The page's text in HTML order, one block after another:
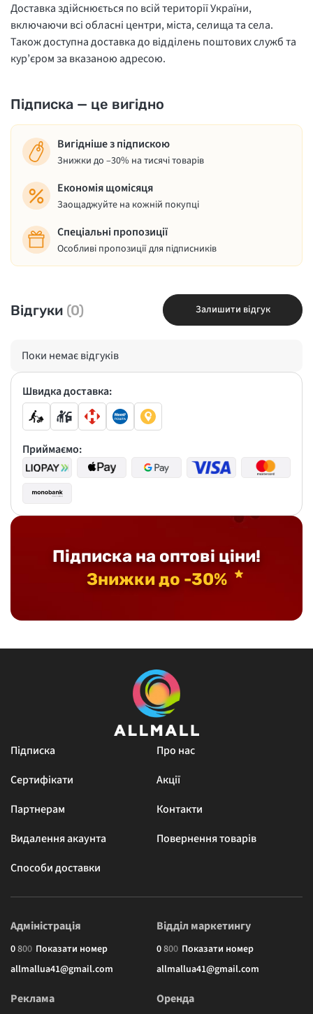
Доставка здійснюється по всій території України,
включаючи всі обласні центри, міста, селища та села.
Також доступна доставка до відділень поштових служб та
кур’єром за вказаною адресою.
Підписка — це вигідно
Вигідніше з підпискою
Знижки до –30% на тисячі товарів
Економія щомісяця
Заощаджуйте на кожній покупці
Спеціальні пропозиції
Особливі пропозиції для підписників
Відгуки (0) Залишити відгук
Поки немає відгуків
Підписка на оптові ціни!
Знижки до -30%
Швидка доставка:
Приймаємо:
Підписка
Про нас
Сертифікати
Акції
Партнерам
Контакти
Видалення акаунта
Повернення товарів
Способи доставки
Адміністрація
0800 Показати номер
allmallua41@gmail.com
Відділ маркетингу
0800 Показати номер
allmallua41@gmail.com
Реклама Оренда